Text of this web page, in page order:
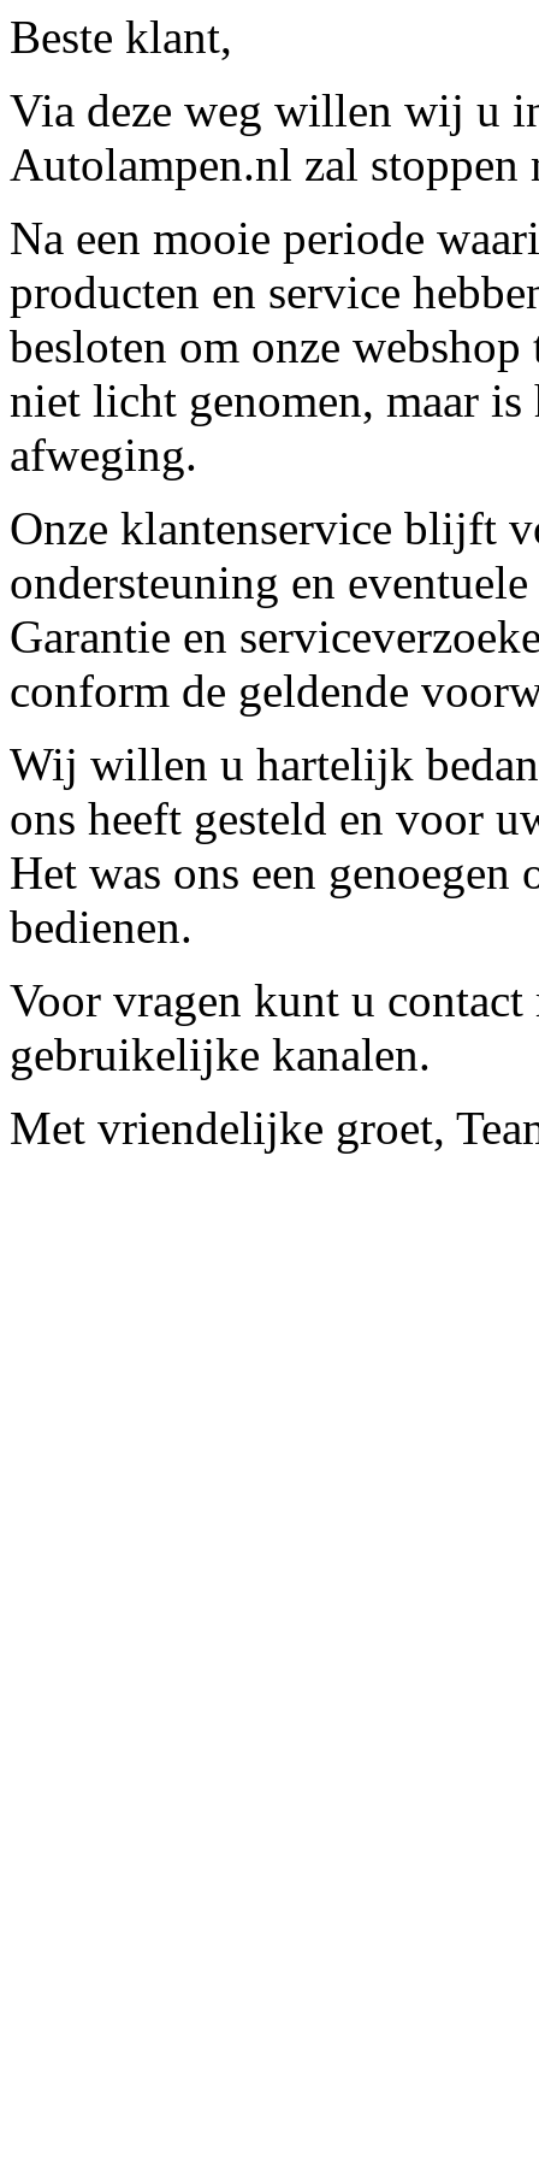
Beste klant,
Via deze weg willen wij u
Autolampen.nl zal stoppen
Na een mooie periode
producten en service
besloten om onze
niet licht genomen, maar
afweging.
Onze klantenservice blijft
ondersteuning en
Garantie en
conform de geldende
Wij willen u hartelijk
ons heeft gesteld en voor
Het was ons een
bedienen.
Voor vragen kunt u contact
gebruikelijke kanalen.
Met vriendelijke groet,